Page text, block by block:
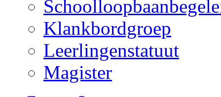
Klankbordgroep
Leerlingenstatuut
Magister